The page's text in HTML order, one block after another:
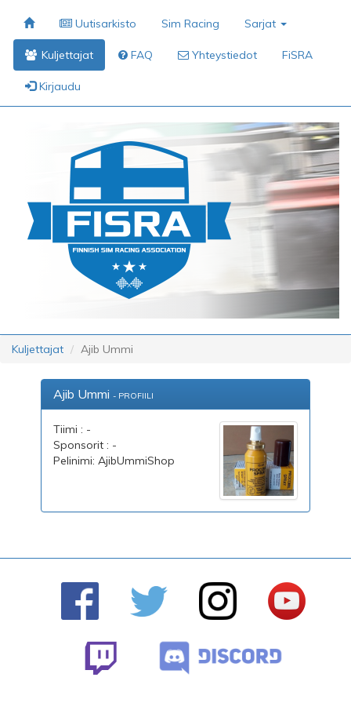
Uutisarkisto Sim Racing Sarjat
Kuljettajat FAQ Yhteystiedot FiSRA
Kirjaudu
Kuljettajat Ajib Ummi
Ajib Ummi - PROFIILI
Tiimi : -
Sponsorit : -
Pelinimi: AjibUmmiShop